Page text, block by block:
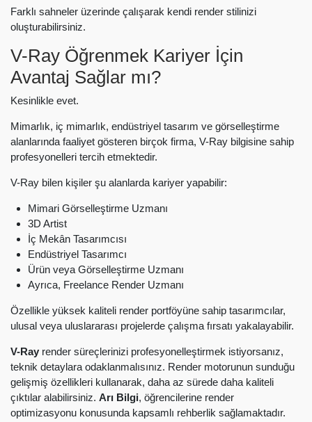
Farklı sahneler üzerinde çalışarak kendi render stilinizi
oluşturabilirsiniz.
V-Ray Öğrenmek Kariyer İçin
Avantaj Sağlar mı?
Kesinlikle evet.
Mimarlık, iç mimarlık, endüstriyel tasarım ve görselleştirme
alanlarında faaliyet gösteren birçok firma, V-Ray bilgisine sahip
profesyonelleri tercih etmektedir.
V-Ray bilen kişiler şu alanlarda kariyer yapabilir:
Mimari Görselleştirme Uzmanı
3D Artist
İç Mekân Tasarımcısı
Endüstriyel Tasarımcı
Ürün veya Görselleştirme Uzmanı
Ayrıca, Freelance Render Uzmanı
Özellikle yüksek kaliteli render portföyüne sahip tasarımcılar,
ulusal veya uluslararası projelerde çalışma fırsatı yakalayabilir.
V-Ray render süreçlerinizi profesyonelleştirmek istiyorsanız,
teknik detaylara odaklanmalısınız. Render motorunun sunduğu
gelişmiş özellikleri kullanarak, daha az sürede daha kaliteli
çıktılar alabilirsiniz. Arı Bilgi, öğrencilerine render
optimizasyonu konusunda kapsamlı rehberlik sağlamaktadır.